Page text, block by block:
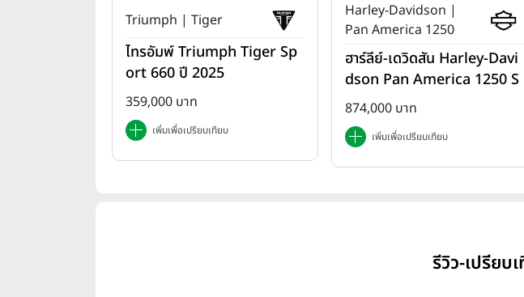
Triumph | Tiger
ไทรอัมพ์ Triumph Tiger Sp
ort 660 ปี 2025
359,000 บาท
เพิ่มเพื่อเปรียบเทียบ
Harley-Davidson |
Pan America 1250
ฮาร์ลีย์-เดวิดสัน Harley-Davi
dson Pan America 1250 S
T ปี 2025
874,000 บาท
เพิ่มเพื่อเปรียบเทียบ
รีวิว-เปรียบ